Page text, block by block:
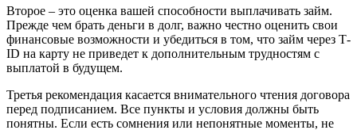
Второе – это оценка вашей способности выплачивать займ.
Прежде чем брать деньги в долг, важно честно оценить свои
финансовые возможности и убедиться в том, что займ через Т-
ID на карту не приведет к дополнительным трудностям с
выплатой в будущем.
Третья рекомендация касается внимательного чтения договора
перед подписанием. Все пункты и условия должны быть
понятны. Если есть сомнения или непонятные моменты, не